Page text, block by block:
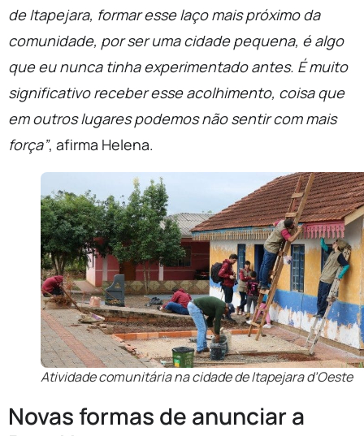
de Itapejara, formar esse laço mais próximo da
comunidade, por ser uma cidade pequena, é algo
que eu nunca tinha experimentado antes. É muito
significativo receber esse acolhimento, coisa que
em outros lugares podemos não sentir com mais
força”, afirma Helena.
Atividade comunitária na cidade de Itapejara d’Oeste
Novas formas de anunciar a